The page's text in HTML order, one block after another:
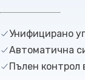
Унифицирано
Автоматична
Пълен контрол